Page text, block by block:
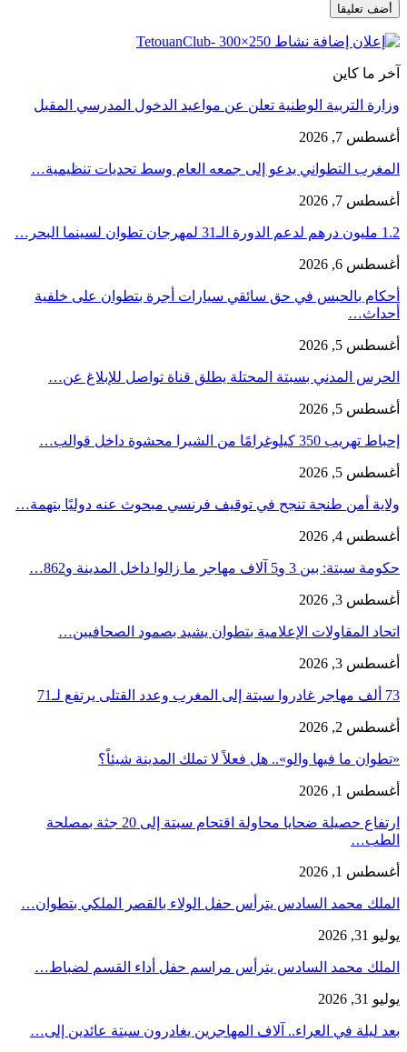
آخر ما كاين
وزارة التربية الوطنية تعلن عن مواعيد الدخول المدرسي المقبل
أغسطس 7, 2026
المغرب التطواني يدعو إلى جمعه العام وسط تحديات تنظيمية…
أغسطس 7, 2026
1.2 مليون درهم لدعم الدورة الـ31 لمهرجان تطوان لسينما البحر…
أغسطس 6, 2026
أحكام بالحبس في حق سائقي سيارات أجرة بتطوان على خلفية
أحداث…
أغسطس 5, 2026
الحرس المدني بسبتة المحتلة يطلق قناة تواصل للإبلاغ عن…
أغسطس 5, 2026
إحباط تهريب 350 كيلوغرامًا من الشيرا محشوة داخل قوالب…
أغسطس 5, 2026
ولاية أمن طنجة تنجح في توقيف فرنسي مبحوث عنه دوليًا بتهمة…
أغسطس 4, 2026
حكومة سبتة: بين 3 و5 آلاف مهاجر ما زالوا داخل المدينة و862…
أغسطس 3, 2026
اتحاد المقاولات الإعلامية بتطوان يشيد بصمود الصحافيين…
أغسطس 3, 2026
73 ألف مهاجر غادروا سبتة إلى المغرب وعدد القتلى يرتفع لـ71
أغسطس 2, 2026
«تطوان ما فيها والو».. هل فعلاً لا تملك المدينة شيئاً؟
أغسطس 1, 2026
ارتفاع حصيلة ضحايا محاولة اقتحام سبتة إلى 20 جثة بمصلحة
الطب…
أغسطس 1, 2026
الملك محمد السادس يترأس حفل الولاء بالقصر الملكي بتطوان…
يوليو 31, 2026
الملك محمد السادس يترأس مراسم حفل أداء القسم لضباط…
يوليو 31, 2026
بعد ليلة في العراء.. آلاف المهاجرين يغادرون سبتة عائدين إلى…